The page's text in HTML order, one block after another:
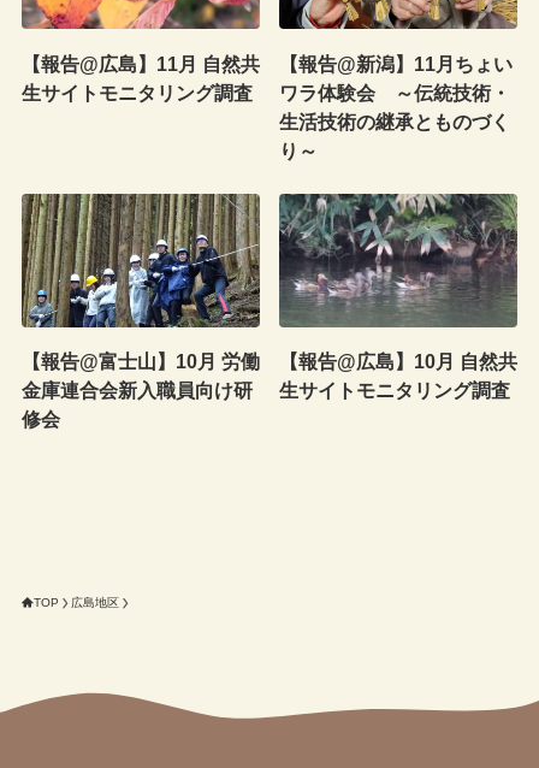
【報告@広島】11月 自然共
生サイトモニタリング調査
【報告@新潟】11月ちょい
ワラ体験会 ～伝統技術・
生活技術の継承とものづく
り～
【報告@富士山】10月 労働
金庫連合会新入職員向け研
修会
【報告@広島】10月 自然共
生サイトモニタリング調査
TOP 広島地区